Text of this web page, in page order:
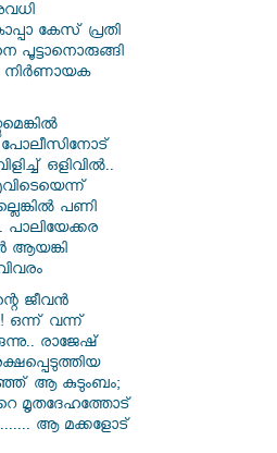
കേസ് പ്രതി
നിർണായക
പോലീസിനോട്
ഒളിവിൽ..
പണി
പാലിയേക്കര
ആയങ്കി
ജീവൻ
ഒന്ന് വന്ന്
രാജേഷ്
ആ കുടുംബം;
മൃതദേഹത്തോട്
ആ മക്കളോട്